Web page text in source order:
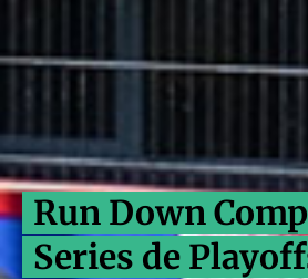
Run Down
Series de